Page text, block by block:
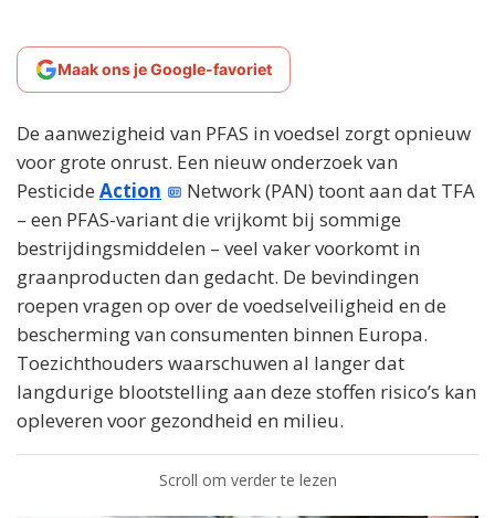
Maak ons je Google-favoriet
De aanwezigheid van PFAS in voedsel zorgt opnieuw
voor grote onrust. Een nieuw onderzoek van
Pesticide Action
Network (PAN) toont aan dat TFA
– een PFAS-variant die vrijkomt bij sommige
bestrijdingsmiddelen – veel vaker voorkomt in
graanproducten dan gedacht. De bevindingen
roepen vragen op over de voedselveiligheid en de
bescherming van consumenten binnen Europa.
Toezichthouders waarschuwen al langer dat
langdurige blootstelling aan deze stoffen risico’s kan
opleveren voor gezondheid en milieu.
Scroll om verder te lezen